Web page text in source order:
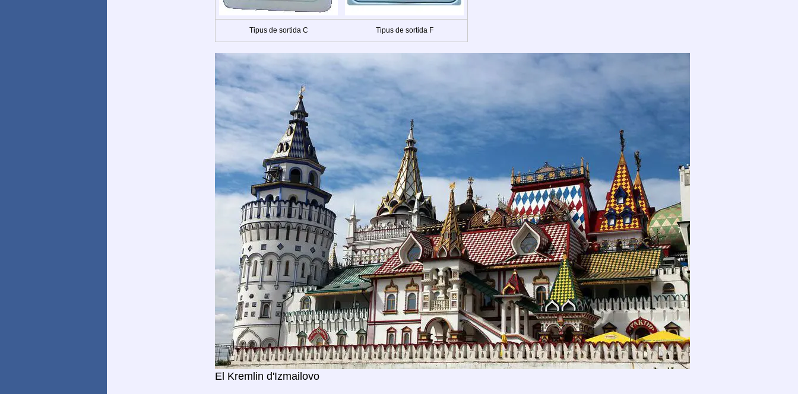
Tipus de sortida C Tipus de sortida F
El Kremlin d'Izmailovo